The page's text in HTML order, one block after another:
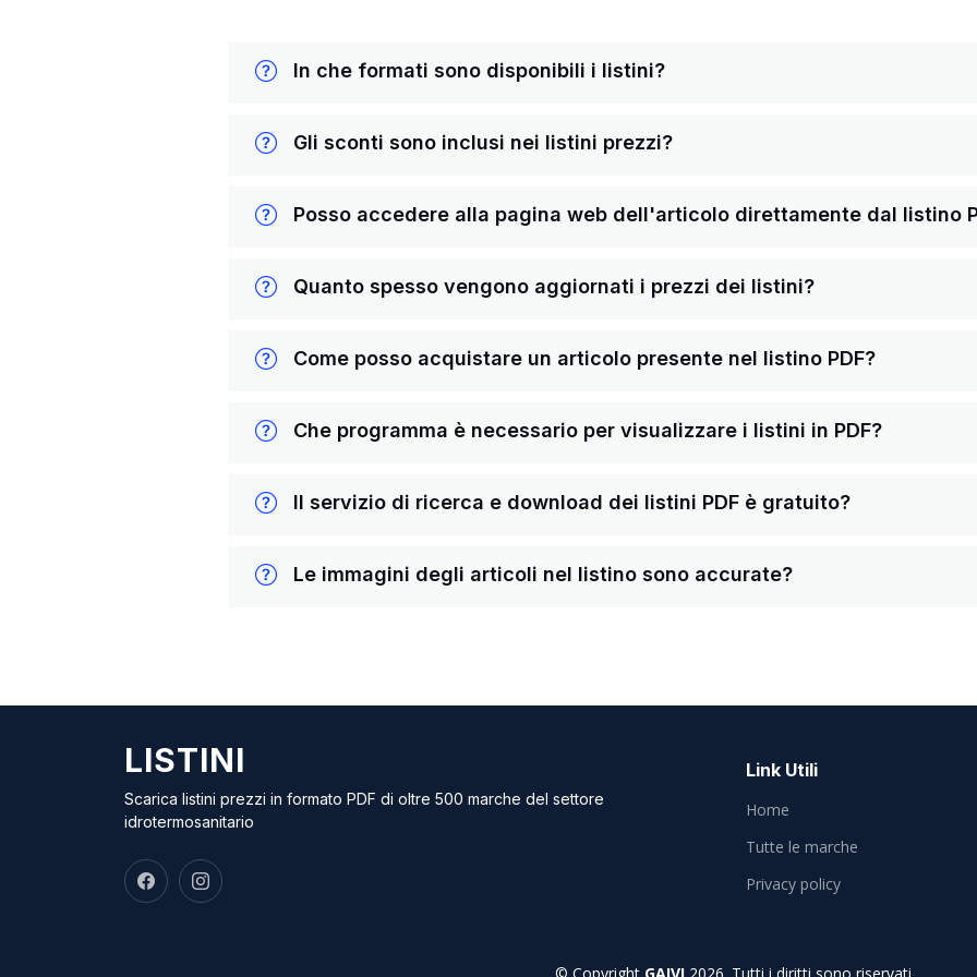
In che formati sono disponibili i listini?
Gli sconti sono inclusi nei listini prezzi?
Posso accedere alla pagina web dell'articolo direttamente dal listino
Quanto spesso vengono aggiornati i prezzi dei listini?
Come posso acquistare un articolo presente nel listino PDF?
Che programma è necessario per visualizzare i listini in PDF?
Il servizio di ricerca e download dei listini PDF è gratuito?
Le immagini degli articoli nel listino sono accurate?
LISTINI
Scarica listini prezzi in formato PDF di oltre 500 marche del settore
idrotermosanitario
Link Utili
Home
Tutte le marche
Privacy policy